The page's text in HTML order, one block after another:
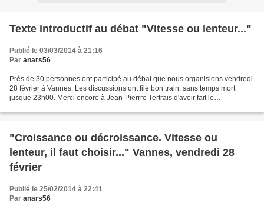
Texte introductif au débat "Vitesse ou lenteur..."
Publié le 03/03/2014 à 21:16
Par anars56
Près de 30 personnes ont participé au débat que nous organisions vendredi
28 février à Vannes. Les discussions ont filé bon train, sans temps mort
jusque 23h00. Merci encore à Jean-Pierrre Tertrais d'avoir fait le
"Croissance ou décroissance. Vitesse ou
lenteur, il faut choisir..." Vannes, vendredi 28
février
Publié le 25/02/2014 à 22:41
Par anars56